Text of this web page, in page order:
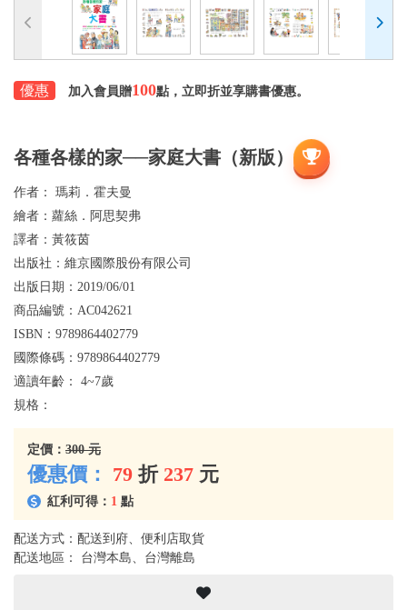
優惠 加入會員贈100點，立即折並享購書優惠。
各種各樣的家──家庭大書（新版）
作者： 瑪莉．霍夫曼
繪者： 蘿絲．阿思契弗
譯者： 黃筱茵
出版社： 維京國際股份有限公司
出版日期： 2019/06/01
商品編號： AC042621
ISBN： 9789864402779
國際條碼： 9789864402779
適讀年齡： 4~7歲
規格：
定價： 300 元
優惠價： 79 折 237 元
紅利可得： 1 點
配送方式：配送到府、便利店取貨
配送地區： 台灣本島、台灣離島